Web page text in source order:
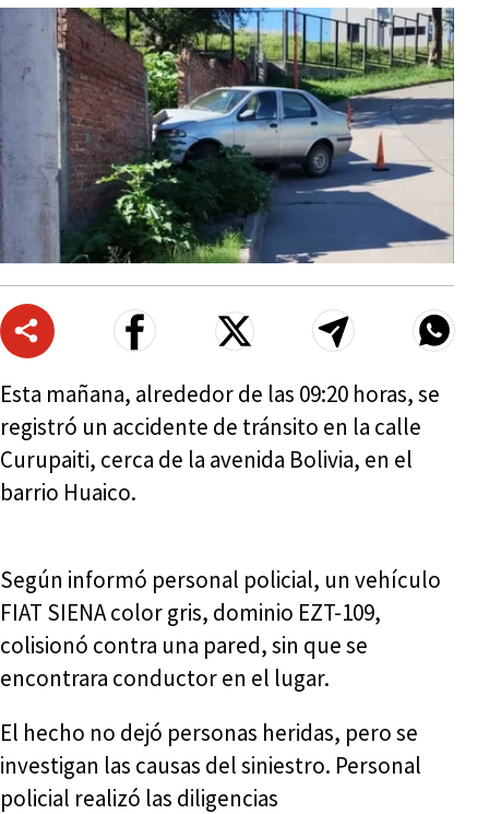
Esta mañana, alrededor de las 09:20 horas, se
registró un accidente de tránsito en la calle
Curupaiti, cerca de la avenida Bolivia, en el
barrio Huaico.
Según informó personal policial, un vehículo
FIAT SIENA color gris, dominio EZT-109,
colisionó contra una pared, sin que se
encontrara conductor en el lugar.
El hecho no dejó personas heridas, pero se
investigan las causas del siniestro. Personal
policial realizó las diligencias